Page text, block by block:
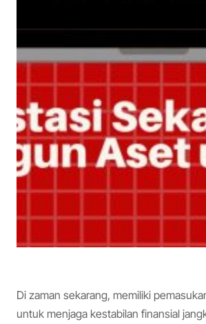
Di zaman sekarang, memiliki
untuk menjaga kestabilan finansial